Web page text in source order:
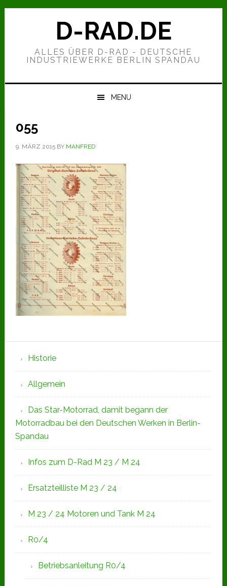
Zur
Hauptnavigation
Zum
Zur
D-RAD.DE
ALLES ÜBER D-RAD - DEUTSCHE
INDUSTRIEWERKE BERLIN SPANDAU
MENU
055
9. MÄRZ 2015BY MANFRED
Seitenspalte
Historie
Allgemein
Das Star-Motorrad, damit begann der
Motorradbau bei den Deutschen Werken in Berlin-
Spandau
Infos zum D-Rad M 23 / M 24
Ersatzteilliste M 23 / 24
M 23 / 24 Motoren und Tank M 24
R0/4
Betriebsanleitung R0/4